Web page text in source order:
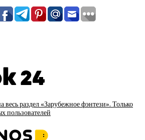
весь раздел «Зарубежное фэнтези». Только
пользователей